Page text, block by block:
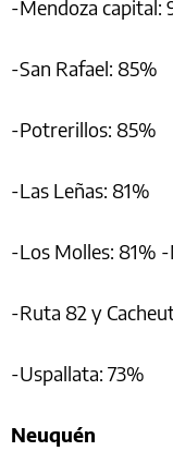
-Mendoza capital:
-San Rafael: 85%
-Potrerillos: 85%
-Las Leñas: 81%
-Los Molles: 81%
-Ruta 82 y
-Uspallata: 73%
Neuquén